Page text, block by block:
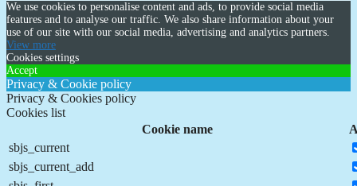
We use cookies to personalise content and ads, to provide social media
features and to analyse our traffic. We also share information about your
use of our site with our social media, advertising and analytics partners.
View more
Cookies settings
Accept
Privacy & Cookie policy
Privacy & Cookies policy
Cookies list
Cookie name
sbjs_current
sbjs_current_add